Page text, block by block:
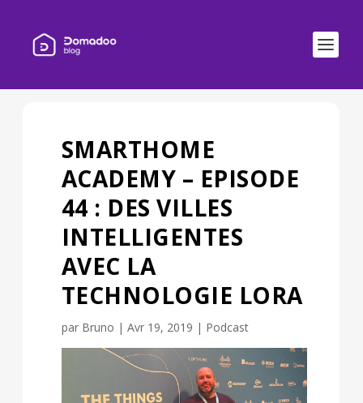
SMARTHOME
ACADEMY – EPISODE
44 : DES VILLES
INTELLIGENTES
AVEC LA
TECHNOLOGIE LORA
par Bruno | Avr 19, 2019 | Podcast